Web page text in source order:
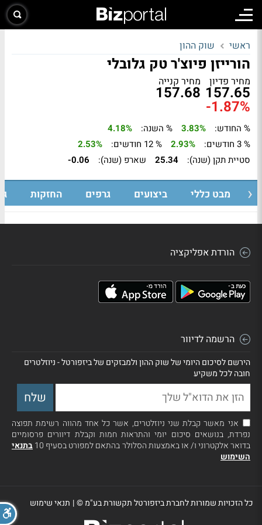
ראשי שוק ההון
הורייזן פיוצ'ר טק גלובלי
מחיר פדיון
157.65
מחיר קנייה
157.68
-1.87%
% החודש: 3.83% % השנה:
4.18%
% 3 חודשים:
2.93% % 12 חודשים:
2.53%
סטיית תקן (שנה):
25.34 שארפ (שנה): -0.06
מבט כללי ביצועים גרפים החזקות
הורדת אפליקציה
הרשמה לדיוור
הירשם לסיכום היומי של שוק ההון ולמבזקים של ביזפורטל - ניוזלטרים
חובה לכל משקיע
אני מאשר קבלת שני ניוזלטרים, אשר כל אחד מהווה רשימת תפוצה
נפרדת, בנושאים סיכום יומי והתראות חמות וקבלת דיוורים פרסומיים
בדואר אלקטרוני ו/ או באמצעות הסלולר בהתאם למפורט בסעיף 10
בתנאי
השימוש
כל הזכויות שמורות לחברת ביזפורטל תקשורת בע"מ ©| תנאי שימוש